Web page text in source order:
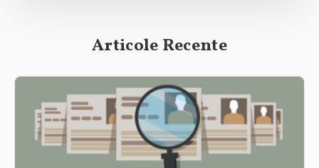
Articole Recente